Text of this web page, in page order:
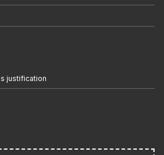
justification